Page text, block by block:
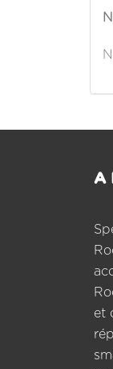
A
et